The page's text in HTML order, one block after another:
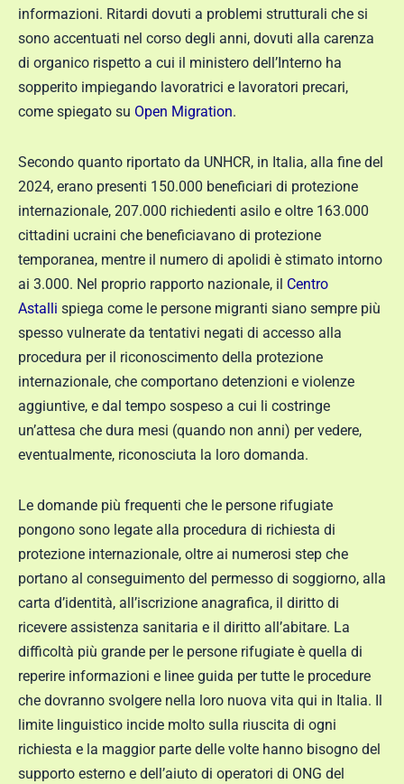
informazioni. Ritardi dovuti a problemi strutturali che si
sono accentuati nel corso degli anni, dovuti alla carenza
di organico rispetto a cui il ministero dell’Interno ha
sopperito impiegando lavoratrici e lavoratori precari,
come spiegato su Open Migration.
Secondo quanto riportato da UNHCR, in Italia, alla fine del
2024, erano presenti 150.000 beneficiari di protezione
internazionale, 207.000 richiedenti asilo e oltre 163.000
cittadini ucraini che beneficiavano di protezione
temporanea, mentre il numero di apolidi è stimato intorno
ai 3.000. Nel proprio rapporto nazionale, il Centro
Astalli spiega come le persone migranti siano sempre più
spesso vulnerate da tentativi negati di accesso alla
procedura per il riconoscimento della protezione
internazionale, che comportano detenzioni e violenze
aggiuntive, e dal tempo sospeso a cui li costringe
un’attesa che dura mesi (quando non anni) per vedere,
eventualmente, riconosciuta la loro domanda.
Le domande più frequenti che le persone rifugiate
pongono sono legate alla procedura di richiesta di
protezione internazionale, oltre ai numerosi step che
portano al conseguimento del permesso di soggiorno, alla
carta d’identità, all’iscrizione anagrafica, il diritto di
ricevere assistenza sanitaria e il diritto all’abitare. La
difficoltà più grande per le persone rifugiate è quella di
reperire informazioni e linee guida per tutte le procedure
che dovranno svolgere nella loro nuova vita qui in Italia. Il
limite linguistico incide molto sulla riuscita di ogni
richiesta e la maggior parte delle volte hanno bisogno del
supporto esterno e dell’aiuto di operatori di ONG del